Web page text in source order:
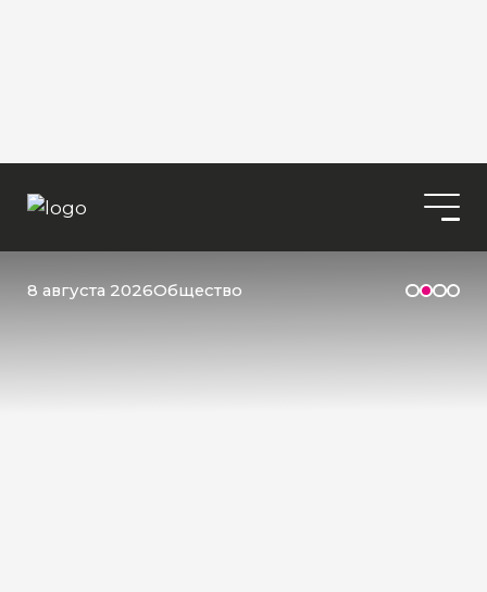
8 августа 2026Общество